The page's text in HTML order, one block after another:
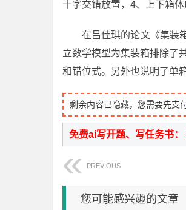
十字交错放置，4、上下箱
在吕佳琪的论文《集装
立数学模型为集装箱排除了
和错位式。另外也说明了单
剩余内容已隐藏，您需要先支
免费ai写开题、写任务书：
PREVIOUS
您可能感兴趣的文章